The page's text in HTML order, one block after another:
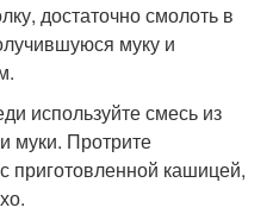
достаточно смолоть в
муку и
используйте смесь из
муки. Протрите
приготовленной кашицей,